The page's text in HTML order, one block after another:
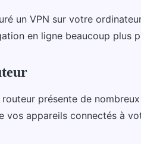
un VPN sur votre
en ligne beaucoup plus
présente de
vos appareils connectés à